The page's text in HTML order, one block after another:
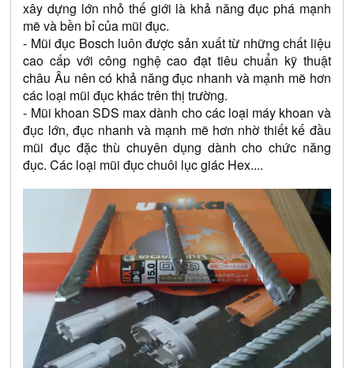
xây dựng lớn nhỏ thế giới là khả năng đục phá mạnh
mẽ và bền bỉ của mũi đục.
- Mũi đục Bosch luôn được sản xuất từ những chất liệu
cao cấp với công nghệ cao đạt tiêu chuẩn kỹ thuật
châu Âu nên có khả năng đục nhanh và mạnh mẽ hơn
các loại mũi đục khác trên thị trường.
- Mũi khoan SDS max dành cho các loại máy khoan và
đục lớn, đục nhanh và mạnh mẽ hơn nhờ thiết kế đầu
mũi đục đặc thù chuyên dụng dành cho chức năng
đục. Các loại mũi đục chuôi lục giác Hex....